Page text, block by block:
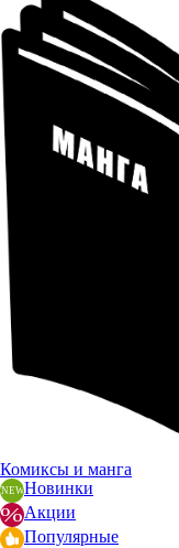
Комиксы и манга
Новинки
Акции
Популярные